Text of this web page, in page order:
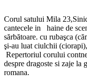
Corul satului Mila
cantecele in haine de
sărbătoare. cu rubaşca
şi-au luat ciulchii
Repertoriul corului
despre dragoste si zaje la
romana.